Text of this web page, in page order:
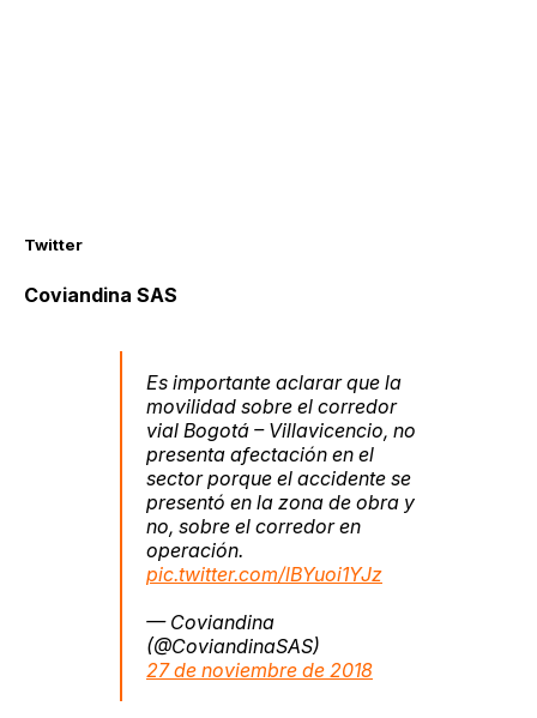
Twitter
Coviandina SAS
Es importante aclarar que la
movilidad sobre el corredor
vial Bogotá – Villavicencio, no
presenta afectación en el
sector porque el accidente se
presentó en la zona de obra y
no, sobre el corredor en
operación.
pic.twitter.com/lBYuoi1YJz
— Coviandina
(@CoviandinaSAS)
27 de noviembre de 2018